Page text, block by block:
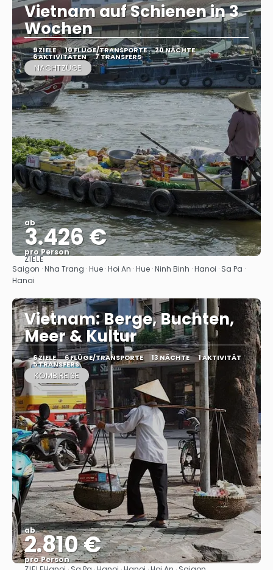
Vietnam auf Schienen in 3
Wochen
9 ZIELE 10 FLÜGE/TRANSPORTE 20 NÄCHTE
6 AKTIVITÄTEN 7 TRANSFERS
NACHTZÜGE
ab
3.426 €
pro Person
Sehen
ZIELE
Saigon · Nha Trang · Hue · Hoi An · Hue · Ninh Binh · Hanoi · Sa Pa ·
Hanoi
Vietnam: Berge, Buchten,
Meer & Kultur
6 ZIELE 6 FLÜGE/TRANSPORTE 13 NÄCHTE 1 AKTIVITÄT
5 TRANSFERS
KOMBIREISE
ab
2.810 €
pro Person